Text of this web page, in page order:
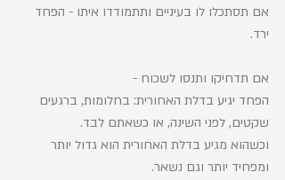
אם תסתכלו לו בעיניים ותתמודדו איתו - הפחד
ירד.
אם תדחיקו ותנסו לשכוח -
הפחד יגיע בדלת האחורית: בחלומות, ברגעים
שקטים, לפני השינה, או כשאתם לבד.
וכשהוא מגיע בדלת האחורית הוא גדול יותר
ומפחיד יותר וגם נשאר.